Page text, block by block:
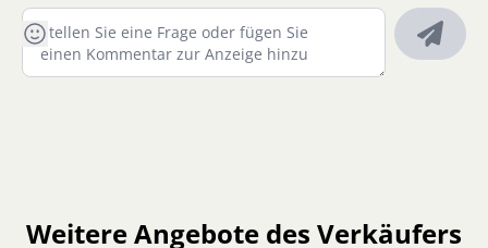
Weitere Angebote des Verkäufers